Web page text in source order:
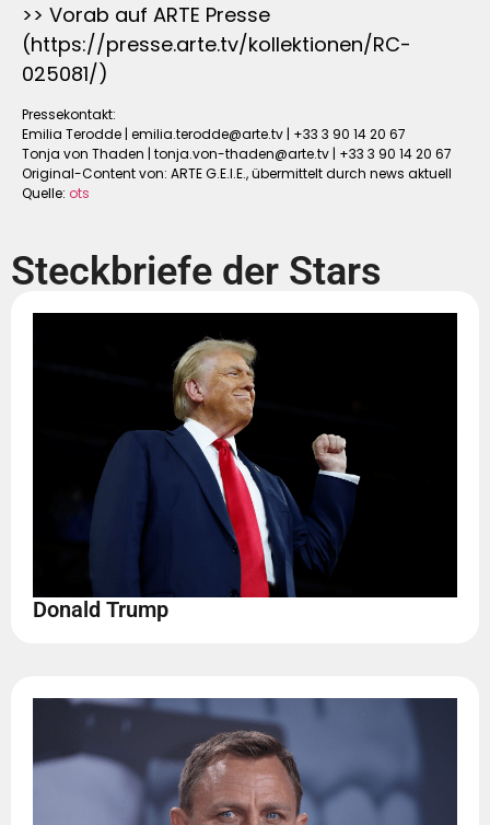
>> Vorab auf ARTE Presse
(https://presse.arte.tv/kollektionen/RC-
025081/)
Pressekontakt:
Emilia Terodde | emilia.terodde@arte.tv | +33 3 90 14 20 67
Tonja von Thaden | tonja.von-thaden@arte.tv | +33 3 90 14 20 67
Original-Content von: ARTE G.E.I.E., übermittelt durch news aktuell
Quelle: ots
Steckbriefe der Stars
Donald Trump